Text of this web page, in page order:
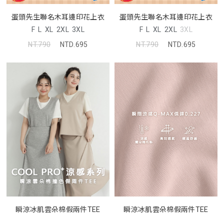
蛋頭先生聯名木耳邊印花上衣
F L XL 2XL 3XL
NT.790
NTD.695
蛋頭先生聯名木耳邊印花上衣
F L XL 2XL 3XL
NT.790
NTD.695
瞬涼冰肌雲朵棉假兩件TEE
瞬涼冰肌雲朵棉假兩件TEE